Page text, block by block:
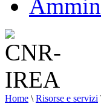
Home \ Risorse e servizi